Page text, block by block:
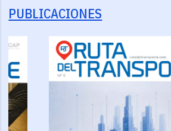
PUBLICACIONES